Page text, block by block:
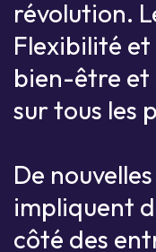
révolution.
Flexibilité
bien-être et
sur tous les
De
impliquent
côté des